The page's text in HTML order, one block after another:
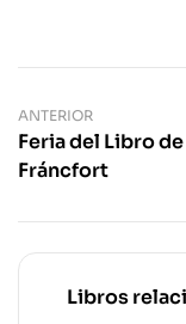
ANTERIOR
Feria del Libro de
Fráncfort
Libros